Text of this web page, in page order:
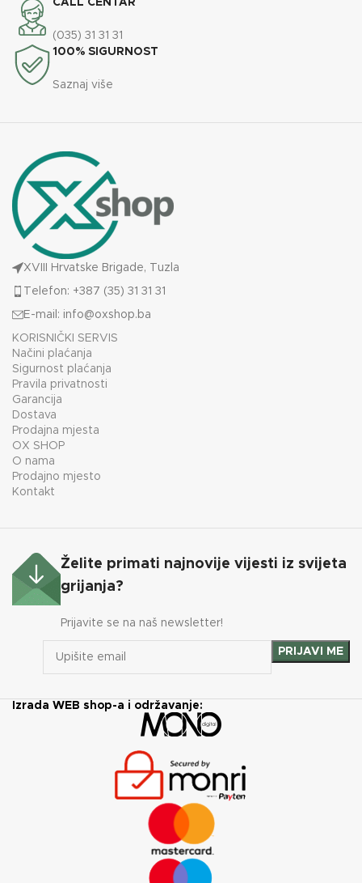
CALL CENTAR
(035) 31 31 31
100% SIGURNOST
Saznaj više
XVIII Hrvatske Brigade, Tuzla
Telefon: +387 (35) 31 31 31
E-mail: info@oxshop.ba
KORISNIČKI SERVIS
Načini plaćanja
Sigurnost plaćanja
Pravila privatnosti
Garancija
Dostava
Prodajna mjesta
OX SHOP
O nama
Prodajno mjesto
Kontakt
Želite primati najnovije vijesti iz svijeta
grijanja?
Prijavite se na naš newsletter!
Izrada WEB shop-a i održavanje: